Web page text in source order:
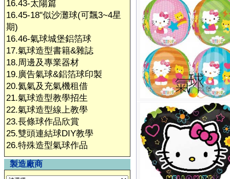
16.43-太陽篇
16.45-18"似沙灘球(可飄3~4星
期)
16.46-氣球城堡鋁箔球
17.氣球造型書籍&雜誌
18.周邊及專業器材
19.廣告氣球&鋁箔球印製
20.氦氣及充氣機租借
21.氣球造型教學招生
22.氣球造型線上教學
23.長條球作品欣賞
25.雙頭連結球DIY教學
26.特殊造型氣球作品
製造廠商